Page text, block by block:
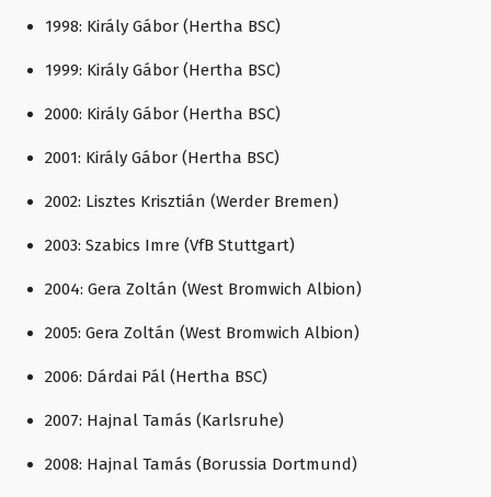
1998: Király Gábor (Hertha BSC)
1999: Király Gábor (Hertha BSC)
2000: Király Gábor (Hertha BSC)
2001: Király Gábor (Hertha BSC)
2002: Lisztes Krisztián (Werder Bremen)
2003: Szabics Imre (VfB Stuttgart)
2004: Gera Zoltán (West Bromwich Albion)
2005: Gera Zoltán (West Bromwich Albion)
2006: Dárdai Pál (Hertha BSC)
2007: Hajnal Tamás (Karlsruhe)
2008: Hajnal Tamás (Borussia Dortmund)